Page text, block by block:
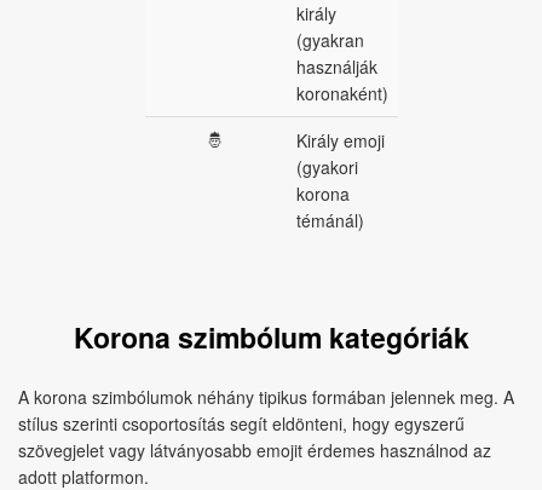
király
(gyakran
használják
koronaként)
🤴
Király emoji
(gyakori
korona
témánál)
Korona szimbólum kategóriák
A korona szimbólumok néhány tipikus formában jelennek meg. A
stílus szerinti csoportosítás segít eldönteni, hogy egyszerű
szövegjelet vagy látványosabb emojit érdemes használnod az
adott platformon.